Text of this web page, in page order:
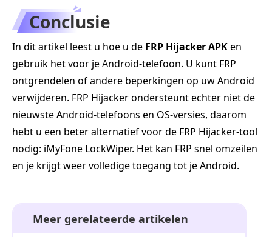
Conclusie
In dit artikel leest u hoe u de FRP Hijacker APKen
gebruik het voor je Android-telefoon. U kunt FRP
ontgrendelen of andere beperkingen op uw Android
verwijderen. FRP Hijacker ondersteunt echter niet de
nieuwste Android-telefoons en OS-versies, daarom
hebt u een beter alternatief voor de FRP Hijacker-tool
nodig: iMyFone LockWiper. Het kan FRP snel omzeilen
en je krijgt weer volledige toegang tot je Android.
Meer gerelateerde artikelen